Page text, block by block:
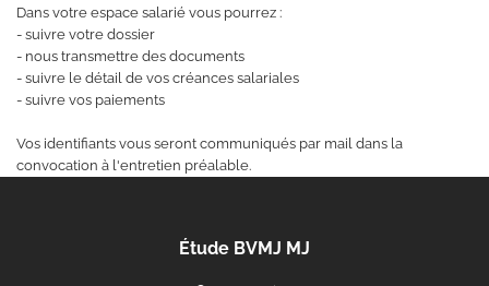
Dans votre espace salarié vous pourrez :
- suivre votre dossier
- nous transmettre des documents
- suivre le détail de vos créances salariales
- suivre vos paiements
Vos identifiants vous seront communiqués par mail dans la
convocation à l'entretien préalable.
Étude BVMJ MJ